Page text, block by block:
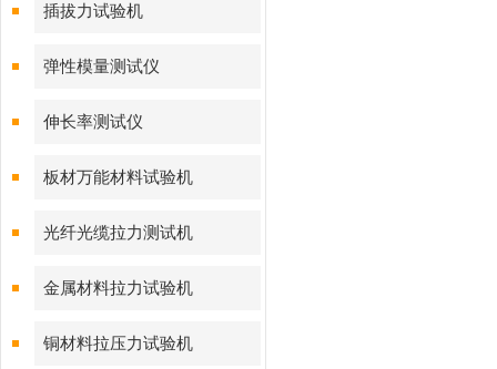
插拔力试验机
弹性模量测试仪
伸长率测试仪
板材万能材料试验机
光纤光缆拉力测试机
金属材料拉力试验机
铜材料拉压力试验机